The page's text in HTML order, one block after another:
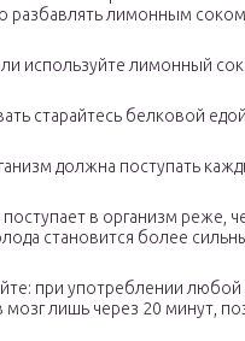
разбавлять лимонным соком
используйте лимонный
старайтесь белковой
должна поступать
в организм реже,
становится более
при употреблении любой
мозг лишь через 20 минут,